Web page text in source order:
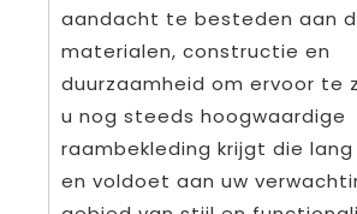
aandacht te besteden aan
materialen, constructie en
duurzaamheid om ervoor te
u nog steeds hoogwaardige
raambekleding krijgt die
en voldoet aan uw